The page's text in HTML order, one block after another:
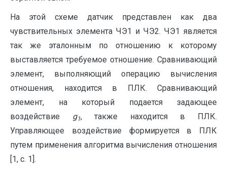
На этой схеме датчик представлен как два
чувствительных элемента ЧЭ1 и ЧЭ2. ЧЭ1 является
так же эталонным по отношению к которому
выставляется требуемое отношение. Сравнивающий
элемент, выполняющий операцию вычисления
отношения, находится в ПЛК. Сравнивающий
элемент, на который подается задающее
воздействие g1, также находится в ПЛК.
Управляющее воздействие формируется в ПЛК
путем применения алгоритма вычисления отношения
[1, с. 1].